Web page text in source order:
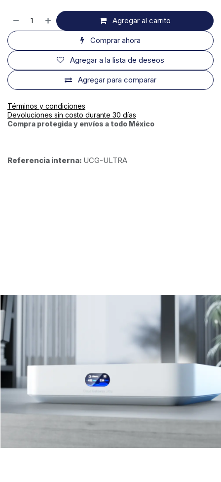
Agregar al carrito
Comprar ahora
Agregar para comparar
Agregar a la lista de deseos
Términos y condiciones
Devoluciones sin costo durante 30 días
Compra protegida y envíos a todo México
Referencia interna: UCG-ULTRA